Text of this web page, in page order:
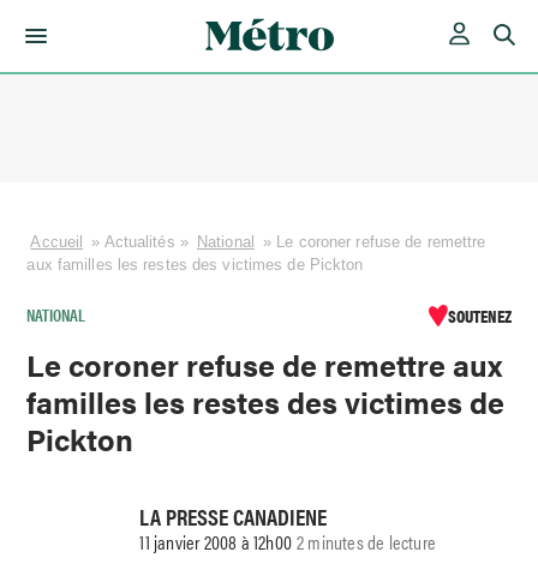
Accueil » Actualités » National » Le coroner refuse de remettre
aux familles les restes des victimes de Pickton
NATIONAL SOUTENEZ
Le coroner refuse de remettre aux
familles les restes des victimes de
Pickton
LA PRESSE CANADIENE
11 janvier 2008 à 12h002 minutes de lecture